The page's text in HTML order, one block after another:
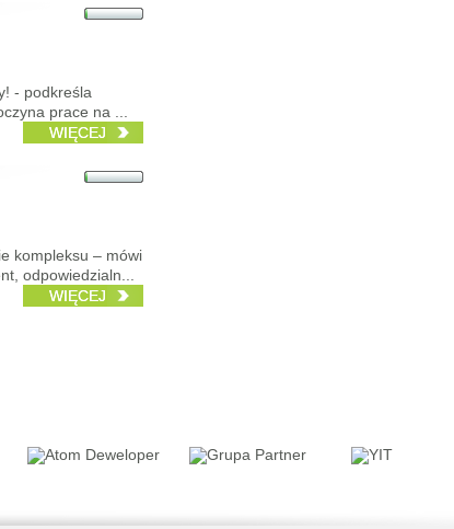
- podkreśla
prace na ...
WIĘCEJ
kompleksu – mówi
odpowiedzialn...
WIĘCEJ